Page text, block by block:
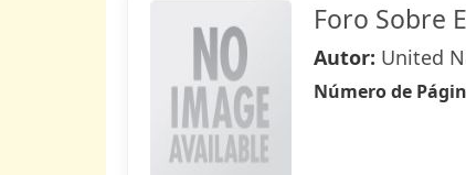
Foro Sobre
Autor: United
Número de